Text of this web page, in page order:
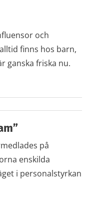
och
finns hos barn,
ganska friska nu.
på
enskilda
i personalstyrkan